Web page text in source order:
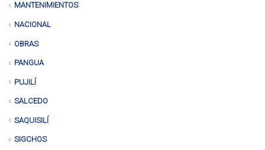
MANTENIMIENTOS
NACIONAL
OBRAS
PANGUA
PUJILÍ
SALCEDO
SAQUISILÍ
SIGCHOS